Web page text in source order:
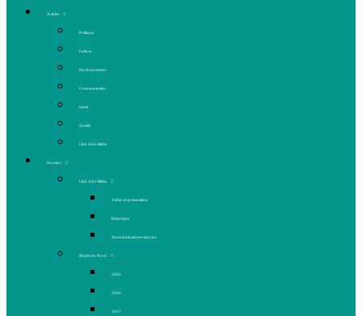
Articles
Politique
Culture
Environnement
Communautaire
Santé
Société
Club Ado Média
Dossiers
Club Ado Média
Vidéo de présentation
Historique
Journal des jeunes citoyens
Rivière du Nord
2005
2006
2007